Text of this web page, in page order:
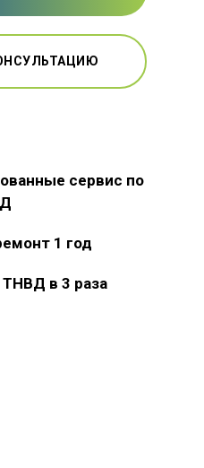
сервис по
1 год
в 3 раза